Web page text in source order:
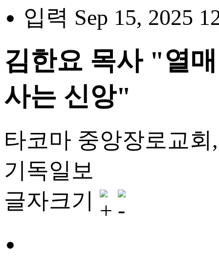
입력 Sep 15, 2025
김한요 목사 "열
사는 신앙"
타코마 중앙장로교
기독일보
글자크기